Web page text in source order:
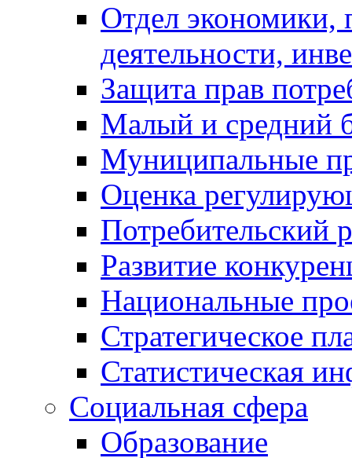
Отдел экономики,
деятельности,
Защита прав
Малый и средний
Муниципальные
Оценка
Потребительский
Развитие
Национальные
Стратегическое
Статистическая
Социальная сфера
Образование